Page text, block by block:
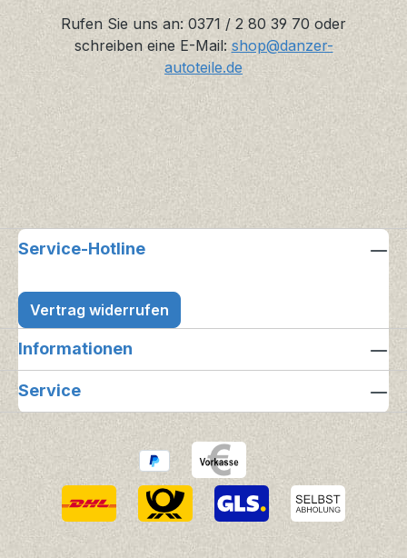
Rufen Sie uns an: 0371 / 2 80 39 70 oder
schreiben eine E-Mail: shop@danzer-
autoteile.de
Service-Hotline
Vertrag widerrufen
Informationen
Service